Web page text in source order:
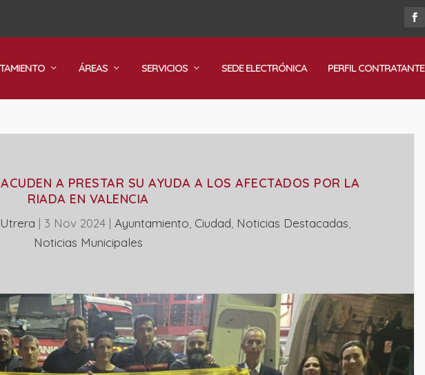
ÁREAS SERVICIOS SEDE ELECTRÓNICA PERFIL CONTRATANTE
A PRESTAR SU AYUDA A LOS AFECTADOS POR LA
RIADA EN VALENCIA
| 3 Nov 2024| Ayuntamiento Ciudad Noticias Destacadas
‎Noticias Municipales